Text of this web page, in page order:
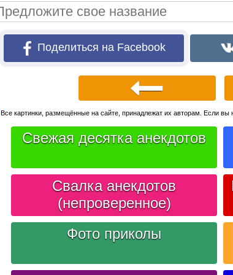
Поделиться на Facebook
Все картинки, размещённые на сайте, принадлежат их авторам. Если вы
Свежая десятка анекдотов
Свалка анекдотов
(непроверенное)
Фото приколы